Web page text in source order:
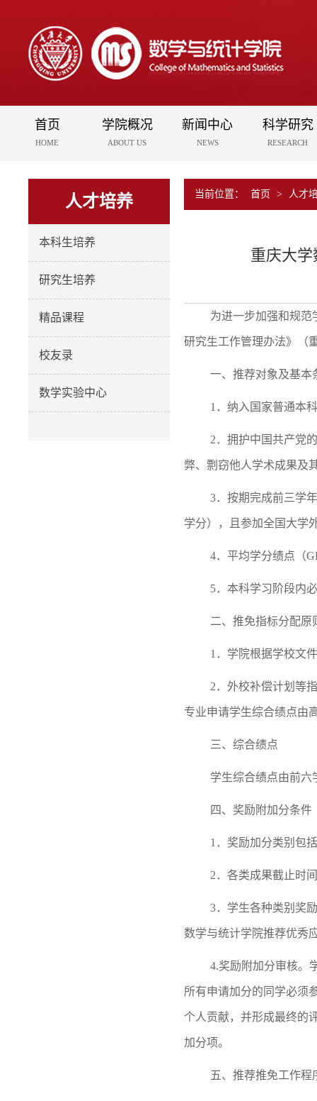
首页
HOME
学院概况
ABOUT US
新闻中心
NEWS
科学研究
RESEARCH
人才培养
本科生培养
研究生培养
精品课程
校友录
数学实验中心
当前位置： 首页 > 人才
重庆大
为进一步加强和规范
研究生工作管理办法》（
一、推荐对象及基本
1．纳入国家普通本
2．拥护中国共产党
弊、剽窃他人学术成果及
3．按期完成前三学
学分），且参加全国大学
4．平均学分绩点（
5． 本科学习阶段内
二、推免指标分配原
1．学院根据学校文
2．外校补偿计划等
专业申请学生综合绩点由
三、综合绩点
学生综合绩点由前六
四、奖励附加分条件
1．奖励加分类别包
2．各类成果截止时
3．学生各种类别奖
数学与统计学院推荐优秀
4.奖励附加分审核。
所有申请加分的同学必须
个人贡献，并形成最终的
加分项。
五、推荐推免工作程